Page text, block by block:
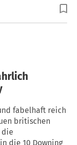
fabelhaft reich
britischen
die
die 10 Downing